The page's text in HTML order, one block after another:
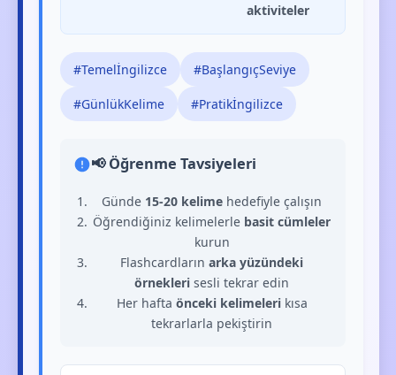
aktiviteler
#Temelİngilizce #BaşlangıçSeviye
#GünlükKelime #Pratikİngilizce
📢 Öğrenme Tavsiyeleri
Günde 15-20 kelime hedefiyle çalışın
Öğrendiğiniz kelimelerle basit cümleler
kurun
Flashcardlarınarka yüzündeki
örnekleri sesli tekrar edin
Her hafta önceki kelimelerikısa
tekrarlarla pekiştirin